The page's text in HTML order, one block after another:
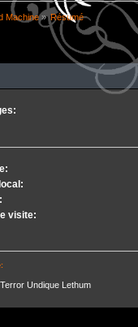
Machine» Résumé
visite:
Undique Lethum